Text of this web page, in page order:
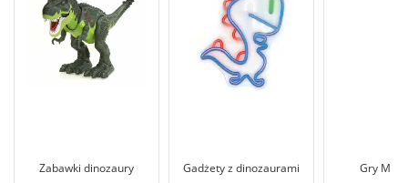
Zabawki dinozaury Gadżety z dinozaurami Gry